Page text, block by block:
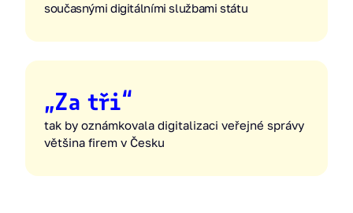
současnými digitálními službami státu
„Za tři“
tak by oznámkovala digitalizaci veřejné správy
většina firem v Česku